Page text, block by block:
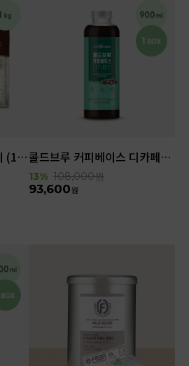
커피빈스 원두 체험패키지 (1kg) 콜드브루 커피베이스 디카페인 (900ml x 6ea)
13% 108,000원
93,600원